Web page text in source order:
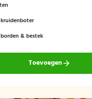
& bestek
Toevoegen